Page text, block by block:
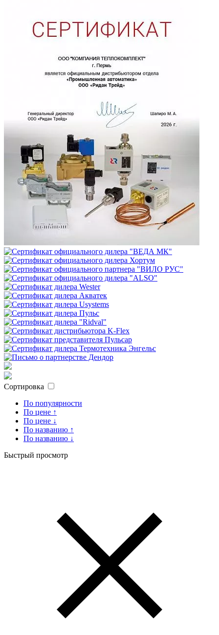
Сортировка
По популярности
По цене ↑
По цене ↓
По названию ↑
По названию ↓
Быстрый просмотр